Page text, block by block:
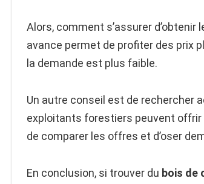
Alors, comment s’assurer
avance permet de profiter des prix
la demande est plus faible.
Un autre conseil est de rechercher
exploitants forestiers peuvent
de comparer les offres et d’oser
En conclusion, si trouver du bois de